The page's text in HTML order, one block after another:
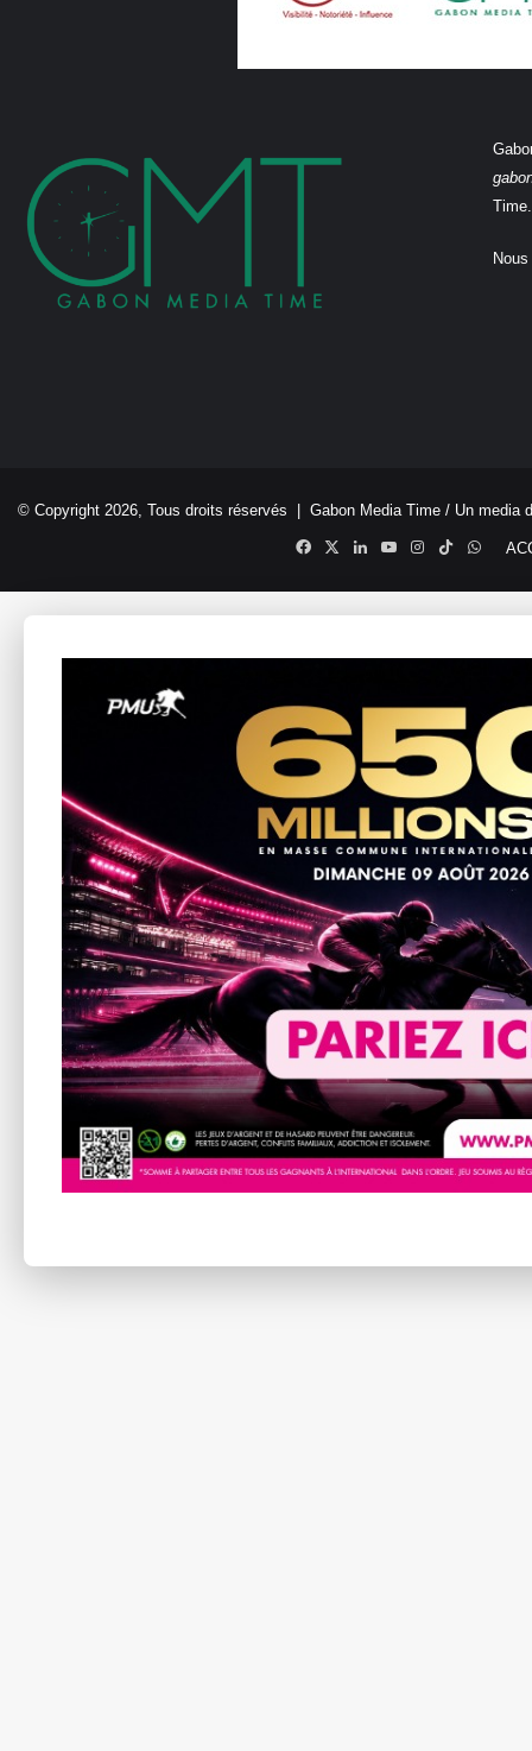
Time.
© Copyright 2026, Tous droits réservés | Gabon Media Time / Un media
Facebook
X LinkedinYouTubeInstagram
TikTok